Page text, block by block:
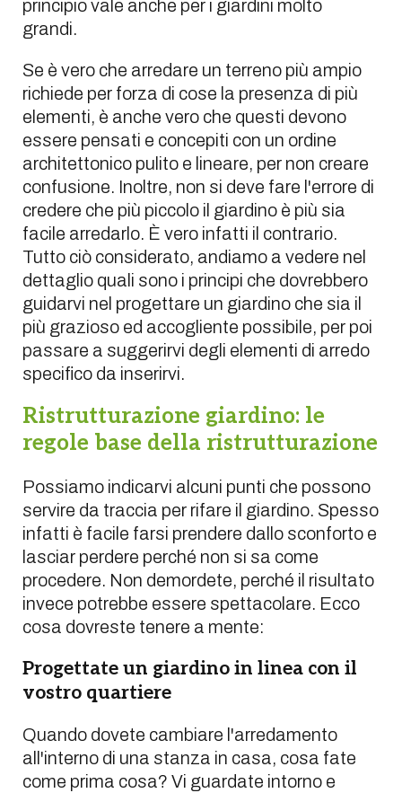
principio vale anche per i giardini molto
grandi.
Se è vero che arredare un terreno più ampio
richiede per forza di cose la presenza di più
elementi, è anche vero che questi devono
essere pensati e concepiti con un ordine
architettonico pulito e lineare, per non creare
confusione. Inoltre, non si deve fare l'errore di
credere che più piccolo il giardino è più sia
facile arredarlo. È vero infatti il contrario.
Tutto ciò considerato, andiamo a vedere nel
dettaglio quali sono i principi che dovrebbero
guidarvi nel progettare un giardino che sia il
più grazioso ed accogliente possibile, per poi
passare a suggerirvi degli elementi di arredo
specifico da inserirvi.
Ristrutturazione giardino: le
regole base della ristrutturazione
Possiamo indicarvi alcuni punti che possono
servire da traccia per rifare il giardino. Spesso
infatti è facile farsi prendere dallo sconforto e
lasciar perdere perché non si sa come
procedere. Non demordete, perché il risultato
invece potrebbe essere spettacolare. Ecco
cosa dovreste tenere a mente:
Progettate un giardino in linea con il
vostro quartiere
Quando dovete cambiare l'arredamento
all'interno di una stanza in casa, cosa fate
come prima cosa? Vi guardate intorno e